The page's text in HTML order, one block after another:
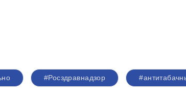
#Росздравнадзор